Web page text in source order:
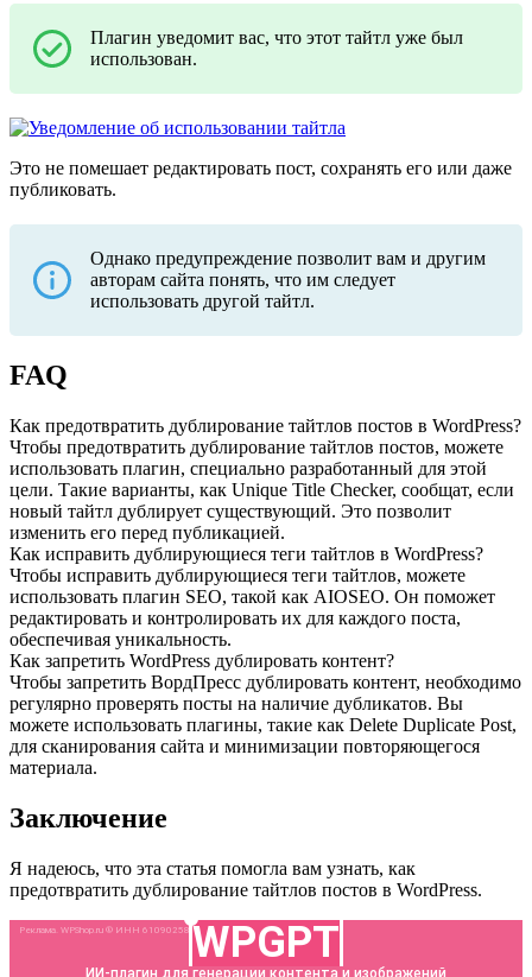
Плагин уведомит вас, что этот тайтл уже был
использован.
Это не помешает редактировать пост, сохранять его или даже
публиковать.
Однако предупреждение позволит вам и другим
авторам сайта понять, что им следует
использовать другой тайтл.
FAQ
Как предотвратить дублирование тайтлов постов в WordPress?
Чтобы предотвратить дублирование тайтлов постов, можете
использовать плагин, специально разработанный для этой
цели. Такие варианты, как Unique Title Checker, сообщат, если
новый тайтл дублирует существующий. Это позволит
изменить его перед публикацией.
Как исправить дублирующиеся теги тайтлов в WordPress?
Чтобы исправить дублирующиеся теги тайтлов, можете
использовать плагин SEO, такой как AIOSEO. Он поможет
редактировать и контролировать их для каждого поста,
обеспечивая уникальность.
Как запретить WordPress дублировать контент?
Чтобы запретить ВордПресс дублировать контент, необходимо
регулярно проверять посты на наличие дубликатов. Вы
можете использовать плагины, такие как Delete Duplicate Post,
для сканирования сайта и минимизации повторяющегося
материала.
Заключение
Я надеюсь, что эта статья помогла вам узнать, как
предотвратить дублирование тайтлов постов в WordPress.